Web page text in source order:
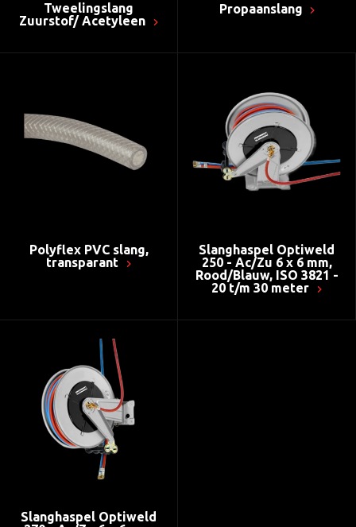
Tweelingslang
Zuurstof/ Acetyleen
Propaanslang
Polyflex PVC slang,
transparant
Slanghaspel Optiweld
250 - Ac/Zu 6 x 6 mm,
Rood/Blauw, ISO 3821 -
20 t/m 30 meter
Slanghaspel Optiweld